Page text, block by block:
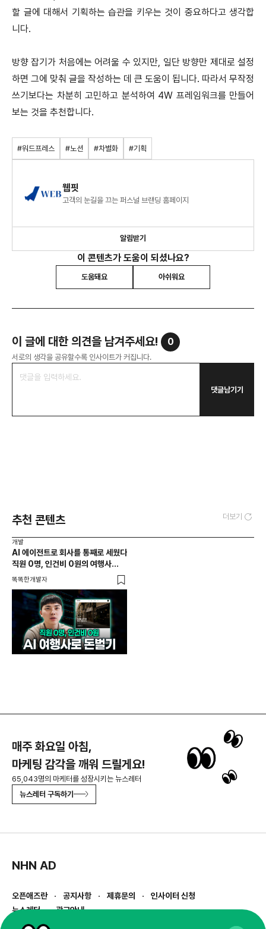
할 글에 대해서 기획하는 습관을 키우는 것이 중요하다고 생각합
니다.
방향 잡기가 처음에는 어려울 수 있지만, 일단 방향만 제대로 설정
하면 그에 맞춰 글을 작성하는 데 큰 도움이 됩니다. 따라서 무작정
쓰기보다는 차분히 고민하고 분석하여 4W 프레임워크를 만들어
보는 것을 추천합니다.
#워드프레스 #노션 #차별화 #기획
웹핏
고객의 눈길을 끄는 퍼스널 브랜딩 홈페이지
알림받기
이 콘텐츠가 도움이 되셨나요?
도움돼요 아쉬워요
이 글에 대한 의견을 남겨주세요! 0
서로의 생각을 공유할수록 인사이트가 커집니다.
댓글남기기
추천 콘텐츠 더보기
개발
AI 에이전트로 회사를 통째로 세웠다
직원 0명, 인건비 0원의 여행사
제작기
똑똑한개발자
매주 화요일 아침,
마케팅 감각을 깨워 드릴게요!
65,043명의 마케터를 성장시키는 뉴스레터
뉴스레터 구독하기
NHN AD
오픈애즈란 공지사항 제휴문의
인사이터 신청
뉴스레터
광고안내